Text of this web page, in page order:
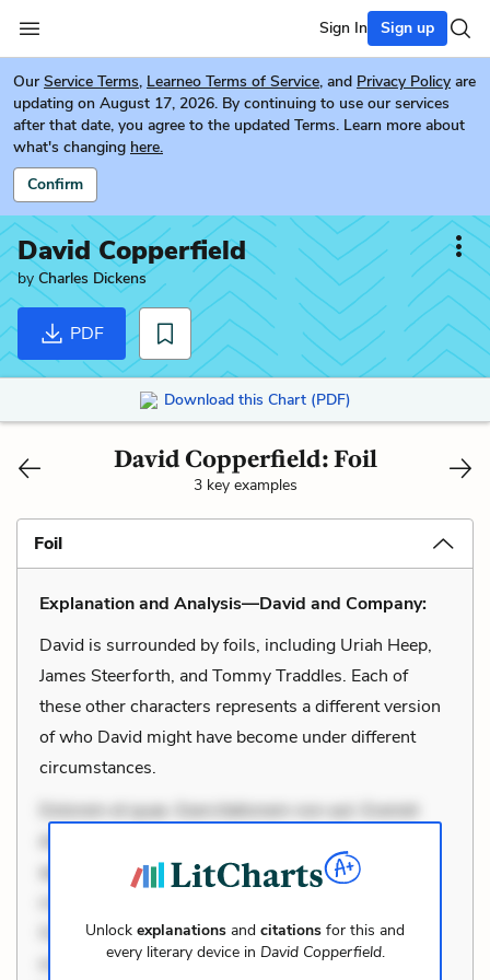
Sign In Sign up
Our Service Terms, Learneo Terms of Service, and Privacy Policy are
updating on August 17, 2026. By continuing to use our services
after that date, you agree to the updated Terms. Learn more about
what's changing here.
Confirm
David Copperfield
by Charles Dickens
PDF
Download this Chart (PDF)
David Copperfield: Foil
3 key examples
Foil
Explanation and Analysis—David and Company:
David is surrounded by foils, including Uriah Heep,
James Steerforth, and Tommy Traddles. Each of
these other characters represents a different version
of who David might have become under different
circumstances.
Dolorem et quae. Exercitationem non aut. Eveniet
dolor non. Incidunt dolores sunt. Ad dolor at. Quia
aperiam eligendi. Ut veniam voluptatem. Aperiam
Occaecati ea suscipit. Optio ut iste. Voluptas aut
occaecati. Accusantium recusandae voluptates.
Unlock explanations and citations for this and
every literary device in David Copperfield.